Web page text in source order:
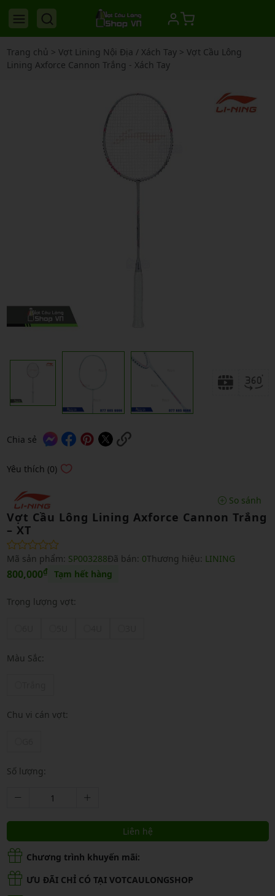
Trang chủ > Vợt Lining Nội Địa / Xách Tay> Vợt Cầu Lông
Lining Axforce Cannon Trắng - Xách Tay
Chia sẻ
Yêu thích (0)
So sánh
Vợt Cầu Lông Lining Axforce Cannon Trắng
– XT
Mã sản phẩm: SP003288Đã bán: 0Thương hiệu: LINING
800,000₫ Tạm hết hàng
Trọng lượng vợt:
Màu Sắc:
Chu vi cán vợt:
Số lượng:
Liên hệ
Chương trình khuyến mãi:
ƯU ĐÃI CHỈ CÓ TẠI VOTCAULONGSHOP